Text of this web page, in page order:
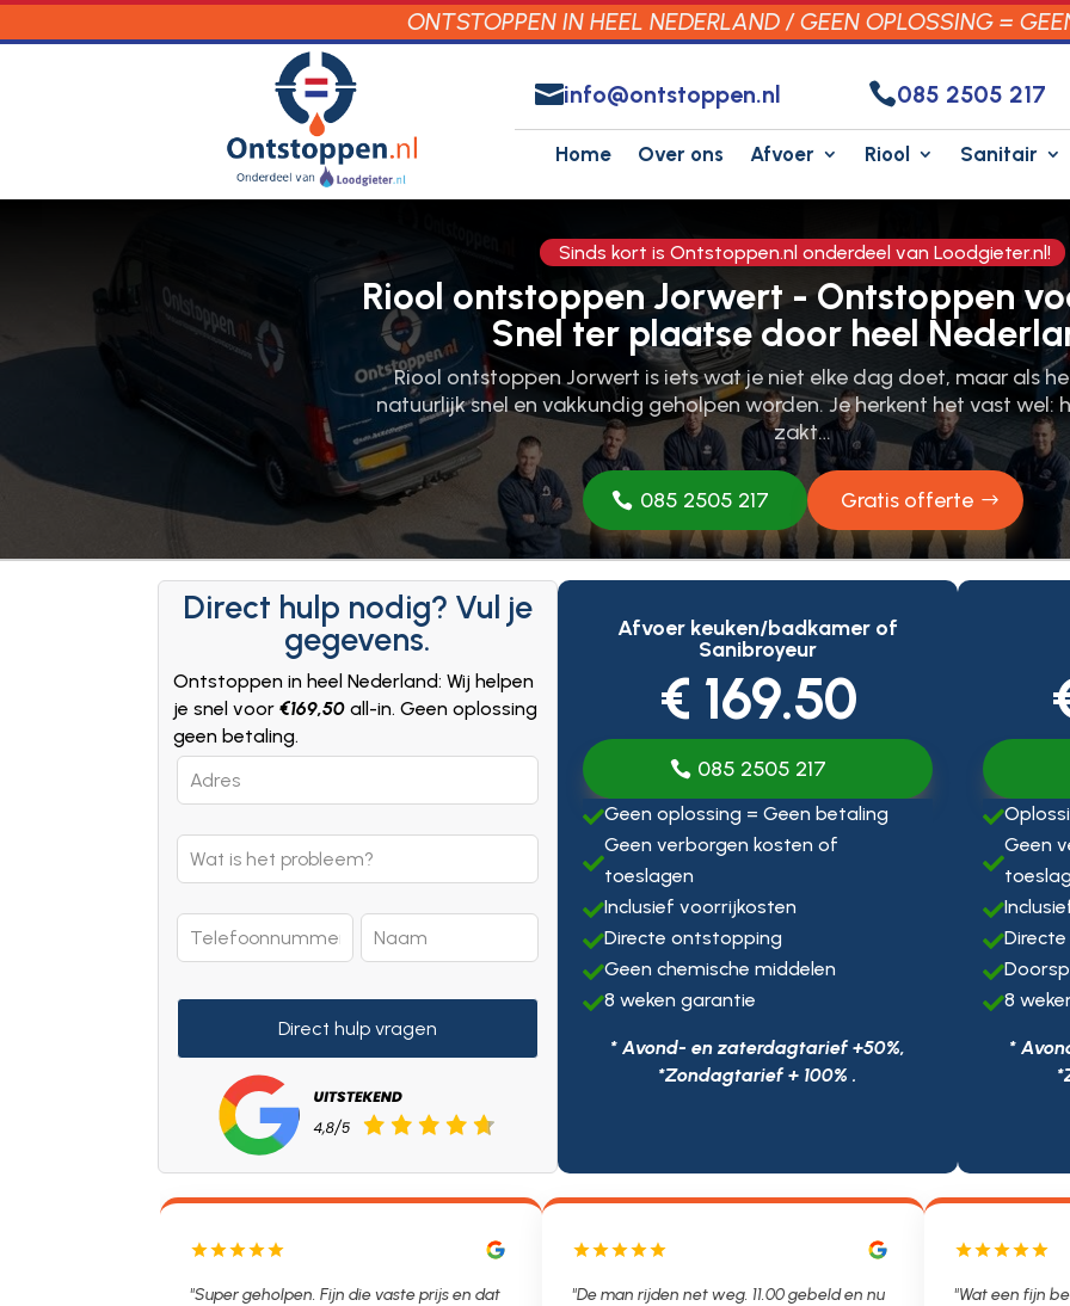
ONTSTOPPEN IN HEEL NEDERLAND / GEEN OPLOSSING =
info@ontstoppen.nl 085 2505 217
Home Over ons Afvoer Riool Sanitair
Sinds kort is Ontstoppen.nl onderdeel van Loodgieter.nl!
Riool ontstoppen Jorwert - Ontstoppen
Snel ter plaatse door heel
Riool ontstoppen Jorwert is iets wat je niet elke dag doet, maar als
natuurlijk snel en vakkundig geholpen worden.​ Je herkent het vast wel:
zakt…
085 2505 217 Gratis offerte
Direct hulp nodig? Vul je
gegevens.
Ontstoppen in heel Nederland: Wij helpen
je snel voor €169,50 all-in. Geen oplossing
geen betaling.
Leave
this
blank
Direct hulp vragen
Afvoer keuken/badkamer of
Sanibroyeur
€ 169.50
085 2505 217
Geen oplossing = Geen betaling

Geen verborgen kosten of
toeslagen
Inclusief voorrijkosten
Directe ontstopping
Geen chemische middelen
8 weken garantie
* Avond- en zaterdagtarief +50%,
*Zondagtarief + 100% .


Geen



8
*
"De man rijden net weg. 11.00 gebeld en nu
"Wat een fijn bedrijf. Als francaise met een
"Als